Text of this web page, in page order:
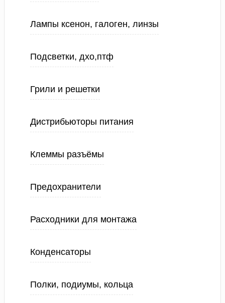
Лампы ксенон, галоген, линзы
Подсветки, дхо,птф
Грили и решетки
Дистрибьюторы питания
Клеммы разъёмы
Предохранители
Расходники для монтажа
Конденсаторы
Полки, подиумы, кольца